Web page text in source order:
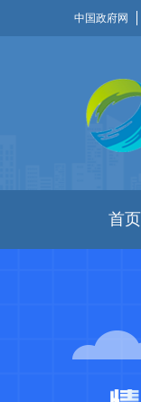
中国政府网
首页